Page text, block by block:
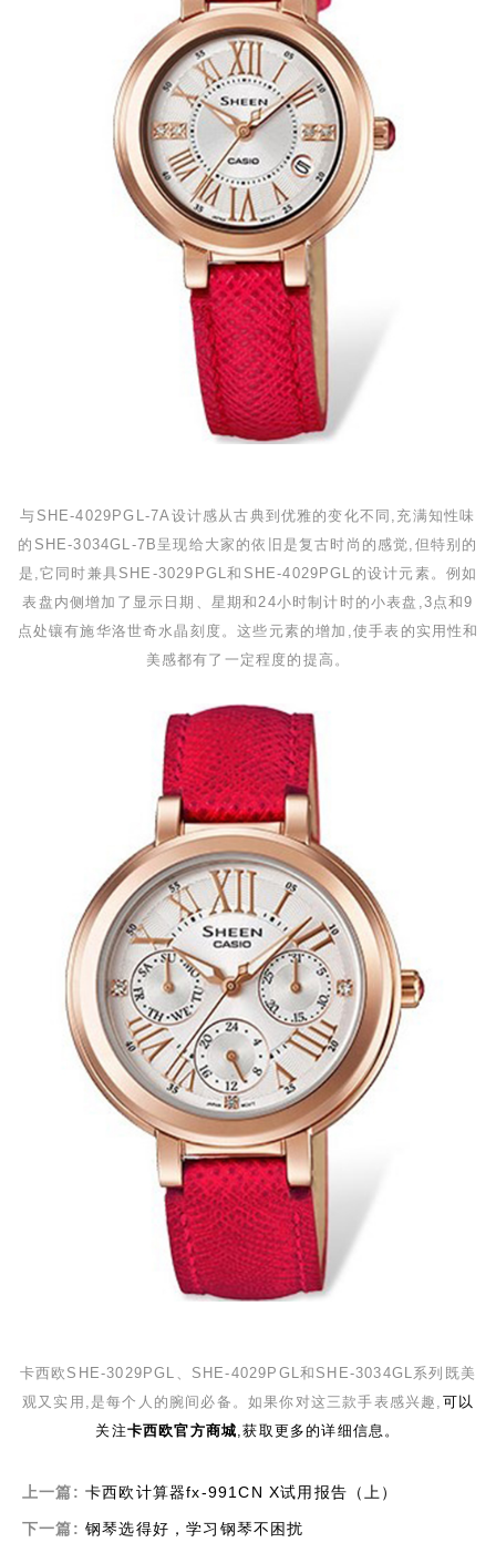
与 SHE-4029PGL-7A 设计感从古典到优雅的变化不同,充满知性味
的 SHE-3034GL-7B 呈现给大家的依旧是复古时尚的感觉,但特别的
是,它同时兼具SHE-3029PGL和 SHE-4029PGL 的设计元素。例如
表盘内侧增加了显示日期、星期和 24小时制计时的小表盘, 3 点和9
点处镶有施华洛世奇水晶刻度。这些元素的增加,使手表的实用性和
美感都有了一定程度的提高。
卡西欧 SHE-3029PGL SHE-4029PGL和 SHE-3034GL 系列既美
观又实用,是每个人的腕间必备。如果你对这三款手表感兴趣, 可以
关注卡西欧官方商城 ,获取更多的详细信息。
上一篇: 卡西欧计算器fx-991CN X试用报告（上）
下一篇: 钢琴选得好，学习钢琴不困扰